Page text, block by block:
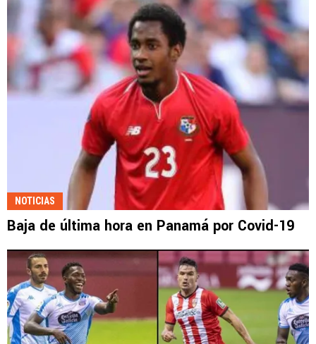
NOTICIAS
Baja de última hora en Panamá por Covid-19